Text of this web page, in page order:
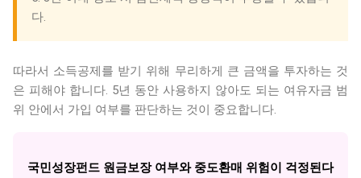
다.
따라서 소득공제를 받기 위해 무리하게 큰 금액을 투자하는 것
은 피해야 합니다. 5년 동안 사용하지 않아도 되는 여유자금 범
위 안에서 가입 여부를 판단하는 것이 중요합니다.
국민성장펀드 원금보장 여부와 중도환매 위험이 걱정된다